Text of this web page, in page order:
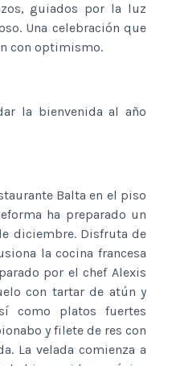
guiados por la luz
Una celebración que
con optimismo.
la bienvenida al año
Balta en el piso
ha preparado un
diciembre. Disfruta de
la cocina francesa
por el chef Alexis
con tartar de atún y
como platos fuertes
y filete de res con
La velada comienza a